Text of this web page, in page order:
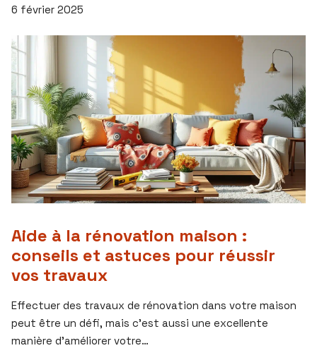
6 février 2025
Aide à la rénovation maison :
conseils et astuces pour réussir
vos travaux
Effectuer des travaux de rénovation dans votre maison
peut être un défi, mais c’est aussi une excellente
manière d’améliorer votre…